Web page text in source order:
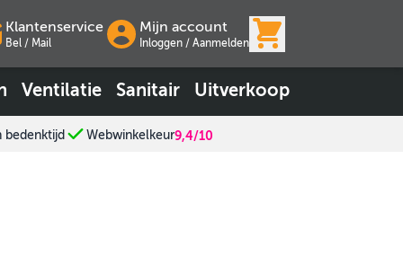
Klantenservice
Bel / Mail
Mijn account
Inloggen / Aanmelden
Ventilatie Sanitair Uitverkoop
bedenktijd Webwinkelkeur9,4/10